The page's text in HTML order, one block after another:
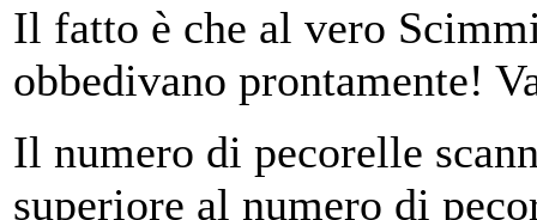
Il fatto è che al vero
obbedivano prontamente!
Il numero di pecorelle
superiore al numero di